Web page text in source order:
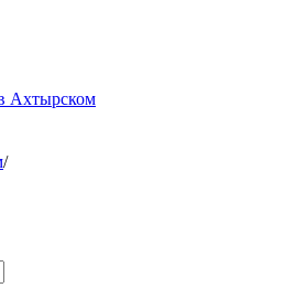
Ахтырском
/